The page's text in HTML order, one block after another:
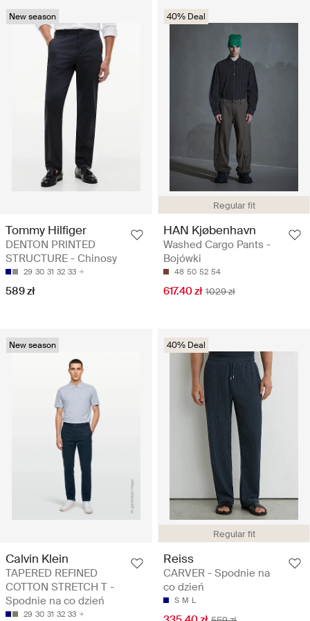
New season
Tommy Hilfiger
DENTON PRINTED
STRUCTURE - Chinosy
29 30 31 32 33
589 zł
Regular fit
40% Deal
HAN Kjøbenhavn
Washed Cargo Pants -
Bojówki
48 50 52 54
617.40 zł 1029 zł
New season
Calvin Klein
TAPERED REFINED
COTTON STRETCH T -
Spodnie na co dzień
29 30 31 32 33
Regular fit
40% Deal
Reiss
CARVER - Spodnie na
co dzień
S M L